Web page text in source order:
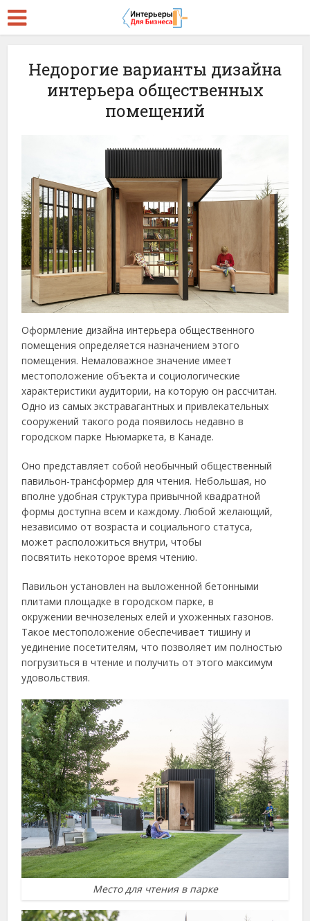
Недорогие варианты дизайна
интерьера общественных
помещений
Оформление дизайна интерьера общественного
помещения определяется назначением этого
помещения. Немаловажное значение имеет
местоположение объекта и социологические
характеристики аудитории, на которую он рассчитан.
Одно из самых экстравагантных и привлекательных
сооружений такого рода появилось недавно в
городском парке Ньюмаркета, в Канаде.
Оно представляет собой необычный общественный
павильон-трансформер для чтения. Небольшая, но
вполне удобная структура привычной квадратной
формы доступна всем и каждому. Любой желающий,
независимо от возраста и социального статуса,
может расположиться внутри, чтобы
посвятить некоторое время чтению.
Павильон установлен на выложенной бетонными
плитами площадке в городском парке, в
окружении вечнозеленых елей и ухоженных газонов.
Такое местоположение обеспечивает тишину и
уединение посетителям, что позволяет им полностью
погрузиться в чтение и получить от этого максимум
удовольствия.
Место для чтения в парке